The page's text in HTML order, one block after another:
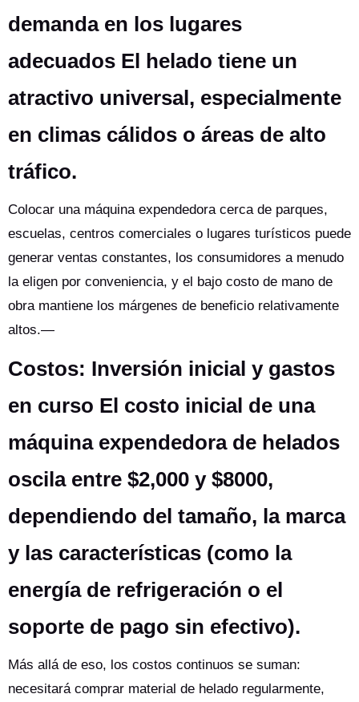
demanda en los lugares
adecuados El helado tiene un
atractivo universal, especialmente
en climas cálidos o áreas de alto
tráfico.
Colocar una máquina expendedora cerca de parques,
escuelas, centros comerciales o lugares turísticos puede
generar ventas constantes, los consumidores a menudo
la eligen por conveniencia, y el bajo costo de mano de
obra mantiene los márgenes de beneficio relativamente
altos.—
Costos: Inversión inicial y gastos
en curso El costo inicial de una
máquina expendedora de helados
oscila entre $2,000 y $8000,
dependiendo del tamaño, la marca
y las características (como la
energía de refrigeración o el
soporte de pago sin efectivo).
Más allá de eso, los costos continuos se suman:
necesitará comprar material de helado regularmente,